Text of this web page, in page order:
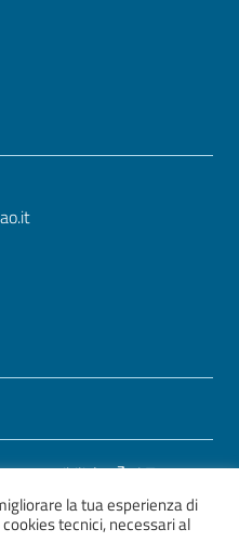
accessibilità
| Tema
sul Prototipo per siti PA di
la tua esperienza di
tecnici, necessari al